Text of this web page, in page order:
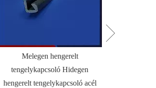
Melegen hengerelt
tengelykapcsoló Hidegen
hengerelt tengelykapcsoló acél